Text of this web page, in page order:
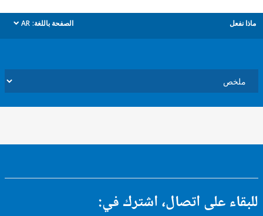
الصفحة باللغة: AR
dropdown
على اتصال، اشترك في: